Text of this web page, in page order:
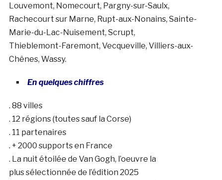
Louvemont, Nomecourt, Pargny-sur-Saulx,
Rachecourt sur Marne, Rupt-aux-Nonains, Sainte-
Marie-du-Lac-Nuisement, Scrupt,
Thieblemont-Faremont, Vecqueville, Villiers-aux-
Chênes, Wassy.
En quelques chiffres
. 88 villes
. 12 régions (toutes sauf la Corse)
. 11 partenaires
. + 2000 supports en France
. La nuit étoilée de Van Gogh, l’oeuvre la
plus sélectionnée de l’édition 2025